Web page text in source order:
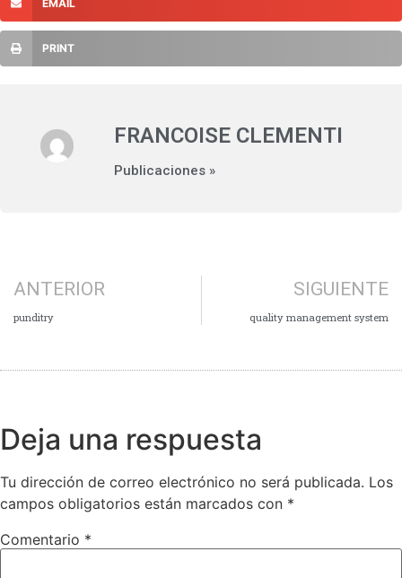
EMAIL
PRINT
FRANCOISE CLEMENTI
Publicaciones »
ANTERIOR
punditry
SIGUIENTE
quality management system
Deja una respuesta
Tu dirección de correo electrónico no será publicada. Los
campos obligatorios están marcados con *
Comentario *